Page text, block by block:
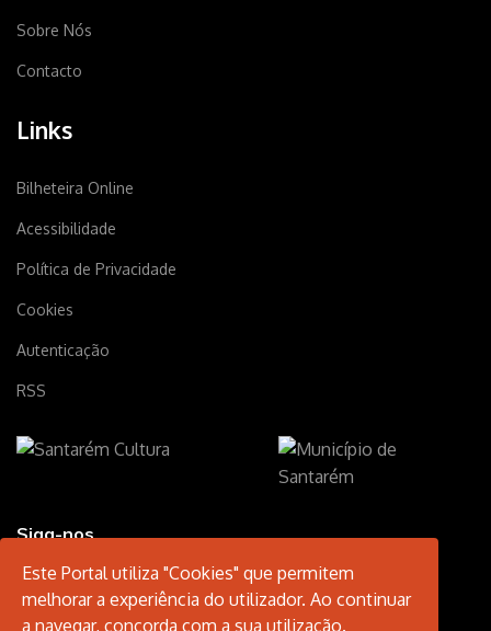
Sobre Nós
Contacto
Links
Bilheteira Online
Acessibilidade
Política de Privacidade
Cookies
Autenticação
RSS
Siga-nos
Este Portal utiliza "Cookies" que permitem
melhorar a experiência do utilizador. Ao continuar
a navegar, concorda com a sua utilização.